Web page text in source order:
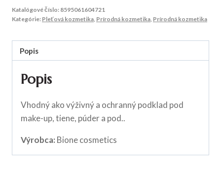
Katalógové číslo: 8595061604721
Kategórie: Pleťová kozmetika Prírodná kozmetika Prírodná kozmetika
Popis
Popis
Vhodný ako výživný a ochranný podklad pod
make-up, tiene, púder a pod..
Výrobca: Bione cosmetics